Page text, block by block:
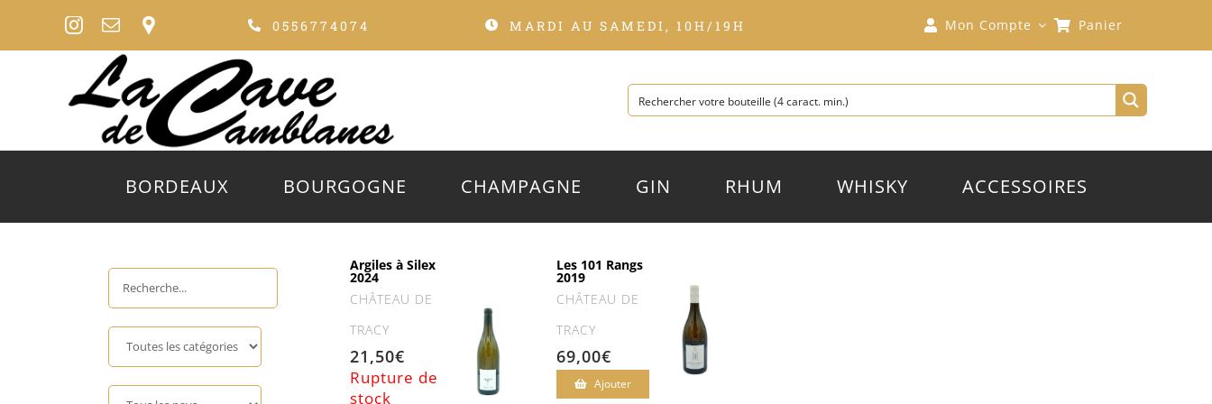
0556774074 MARDI AU SAMEDI, 10H/19H Mon Compte Panier
BORDEAUX BOURGOGNE CHAMPAGNE GIN RHUM WHISKY ACCESSOIRES
Argiles à Silex
2024
CHÂTEAU DE
TRACY
21,50€
Rupture de
stock
Les 101 Rangs
2019
CHÂTEAU DE
TRACY
69,00€
Ajouter